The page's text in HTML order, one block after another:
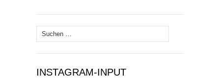
Suchen
nach:
INSTAGRAM-INPUT